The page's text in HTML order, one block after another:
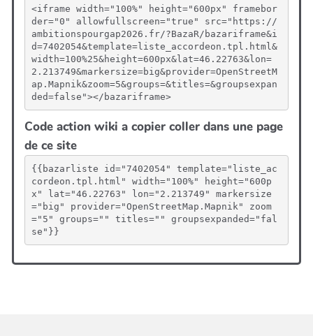
<iframe width="100%" height="600px" framebor
der="0" allowfullscreen="true" src="https://
ambitionspourgap2026.fr/?BazaR/bazariframe&i
d=7402054&template=liste_accordeon.tpl.html&
width=100%25&height=600px&lat=46.22763&lon=
2.213749&markersize=big&provider=OpenStreetM
ap.Mapnik&zoom=5&groups=&titles=&groupsexpan
ded=false"></bazariframe>
Code action wiki a copier coller dans une page
de ce site
{{bazarliste id="7402054" template="liste_ac
cordeon.tpl.html" width="100%" height="600p
x" lat="46.22763" lon="2.213749" markersize
="big" provider="OpenStreetMap.Mapnik" zoom
="5" groups="" titles="" groupsexpanded="fal
se"}}